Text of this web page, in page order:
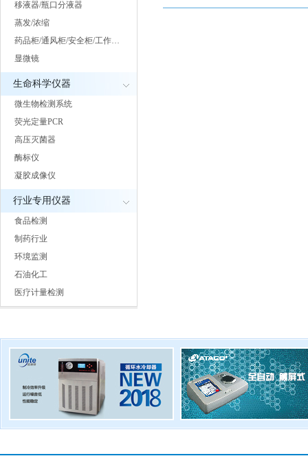
移液器/瓶口分液器
蒸发/浓缩
药品柜/通风柜/安全柜/工作…
显微镜
生命科学仪器
微生物检测系统
荧光定量PCR
高压灭菌器
酶标仪
凝胶成像仪
行业专用仪器
食品检测
制药行业
环境监测
石油化工
医疗计量检测